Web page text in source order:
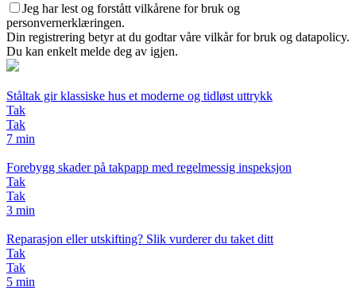
Jeg har lest og forstått vilkårene for bruk og
personvernerklæringen.
Din registrering betyr at du godtar våre vilkår for bruk og datapolicy.
Du kan enkelt melde deg av igjen.
Ståltak gir klassiske hus et moderne og tidløst uttrykk
Tak
Tak
7 min
Forebygg skader på takpapp med regelmessig inspeksjon
Tak
Tak
3 min
Reparasjon eller utskifting? Slik vurderer du taket ditt
Tak
Tak
5 min